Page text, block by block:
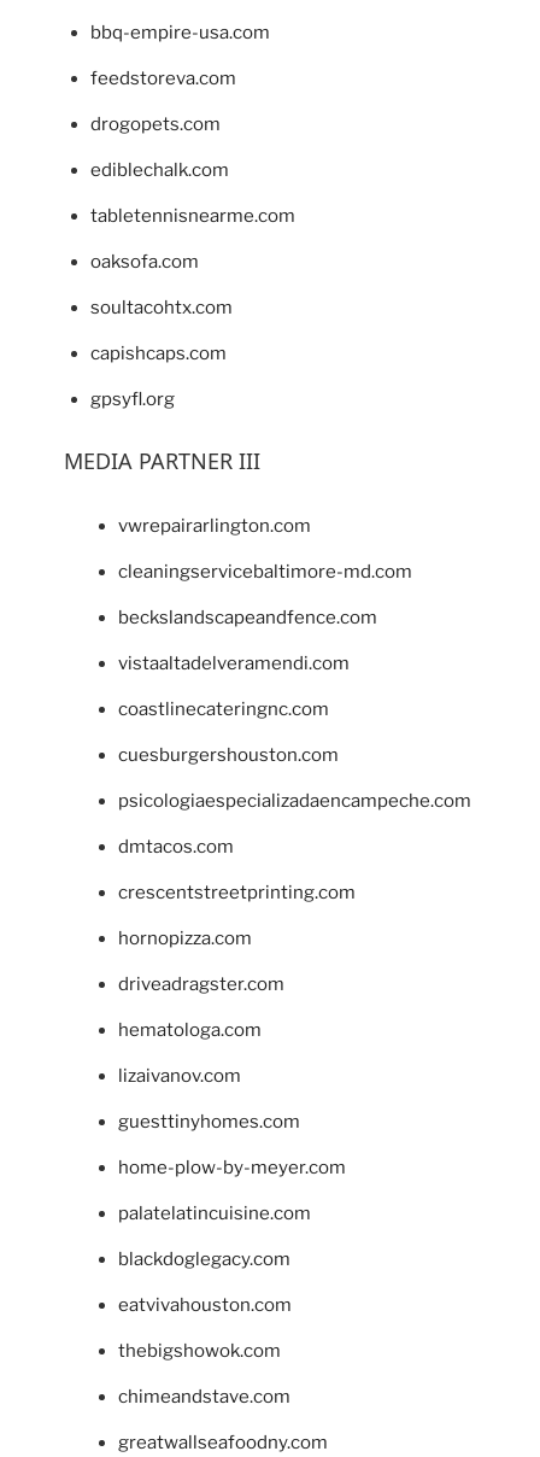
bbq-empire-usa.com
feedstoreva.com
drogopets.com
ediblechalk.com
tabletennisnearme.com
oaksofa.com
soultacohtx.com
capishcaps.com
gpsyfl.org
MEDIA PARTNER III
vwrepairarlington.com
cleaningservicebaltimore-md.com
beckslandscapeandfence.com
vistaaltadelveramendi.com
coastlinecateringnc.com
cuesburgershouston.com
psicologiaespecializadaencampeche.com
dmtacos.com
crescentstreetprinting.com
hornopizza.com
driveadragster.com
hematologa.com
lizaivanov.com
guesttinyhomes.com
home-plow-by-meyer.com
palatelatincuisine.com
blackdoglegacy.com
eatvivahouston.com
thebigshowok.com
chimeandstave.com
greatwallseafoodny.com